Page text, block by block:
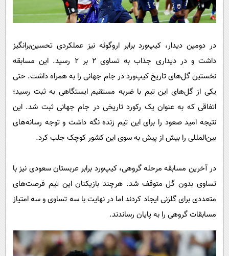
در دومین دیدار، کیپ‌ورد برابر اروگوئه نیز عملکردی تحسین‌برانگیز
داشت و در دیداری جذاب به تساوی 2 بر 2 رسید. این مسابقه
نخستین گل‌های تاریخ کیپ‌ورد در جام جهانی را به همراه داشت. حتی
یکی از گل‌های این تیم با ضربه مستقیم ایستگاهی به ثبت رسید؛
اتفاقی که به عنوان یک رکورد تاریخی در جام جهانی ثبت شد. این
نتیجه امید صعود را برای این تیم زنده نگه داشت و توجه رسانه‌های
بین‌المللی را بیش از پیش به سوی این کشور کوچک جلب کرد.
در آخرین مسابقه مرحله گروهی، کیپ‌ورد برابر عربستان سعودی نیز با
تساوی بدون گل متوقف شد. هرچند بازیکنان این تیم فرصت‌های
متعددی برای گلزنی ایجاد کردند اما در نهایت با سه تساوی و سه امتیاز
مسابقات گروهی را به پایان رساندند.